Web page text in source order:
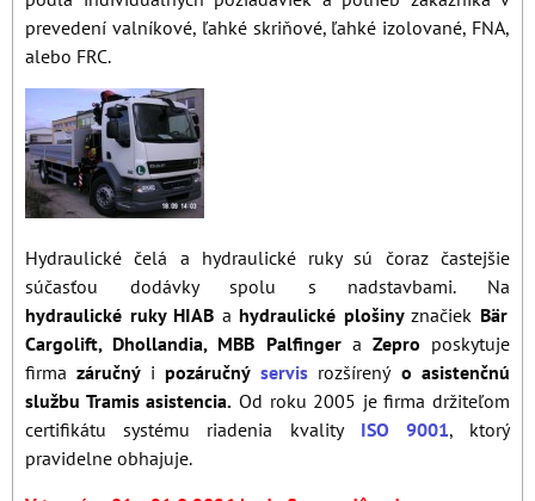
prevedení valníkové, ľahké skriňové, ľahké izolované, FNA,
alebo FRC.
Hydraulické čelá a hydraulické ruky sú čoraz častejšie
súčasťou dodávky spolu s nadstavbami. Na
hydraulické ruky HIAB a hydraulické plošiny značiek Bär
Cargolift, Dhollandia, MBB Palfinger a Zepro poskytuje
firma záručný i pozáručný servis rozšírenýo asistenčnú
službu Tramis asistencia. Od roku 2005 je firma držiteľom
certifikátu systému riadenia kvality
ISO 9001, ktorý
pravidelne obhajuje.